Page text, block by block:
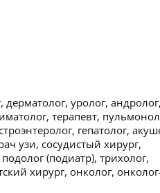
дерматолог, уролог, андролог,
терапевт,
гепатолог,
узи, сосудистый хирург,
(подиатр), трихолог,
хирург, онколог,